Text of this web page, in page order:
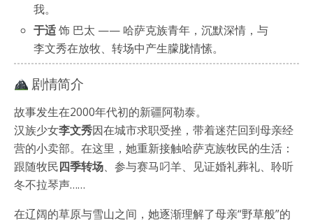
我。
于适饰 巴太 —— 哈萨克族青年，沉默深情，与
李文秀在放牧、转场中产生朦胧情愫。
剧情简介
故事发生在2000年代初的新疆阿勒泰。
汉族少女李文秀因在城市求职受挫，带着迷茫回到母亲经
营的小卖部。在这里，她重新接触哈萨克族牧民的生活：
跟随牧民四季转场、参与赛马叼羊、见证婚礼葬礼、聆听
冬不拉琴声……
在辽阔的草原与雪山之间，她逐渐理解了母亲“野草般”的